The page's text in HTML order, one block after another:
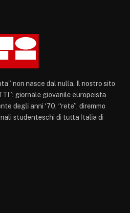
non nasce dal nulla. Il nostro sito
giornale giovanile europeista
degli anni ‘70, “rete”, diremmo
studenteschi di tutta Italia di